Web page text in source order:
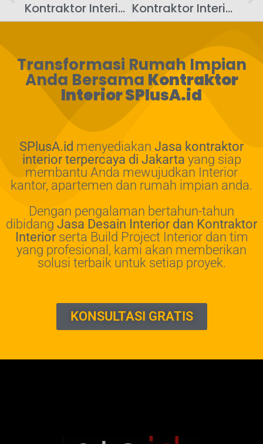
Kontraktor Interior Kantor: Transformasi Kantor Lama
Kontraktor Interior Kantor: First Impression Memukau
Transformasi Rumah Impian
Anda Bersama Kontraktor
Interior SPlusA.id
SPlusA.id menyediakan Jasa kontraktor
interior terpercaya di Jakarta yang siap
membantu Anda mewujudkan Interior
kantor, apartemen dan rumah impian anda.
Dengan pengalaman bertahun-tahun
dibidang Jasa Desain Interior dan Kontraktor
Interiorserta Build Project Interior dan tim
yang profesional, kami akan memberikan
solusi terbaik untuk setiap proyek.
KONSULTASI GRATIS